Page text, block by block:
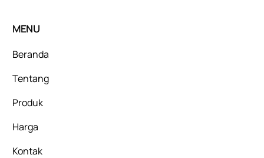
MENU
Beranda
Tentang
Produk
Harga
Kontak